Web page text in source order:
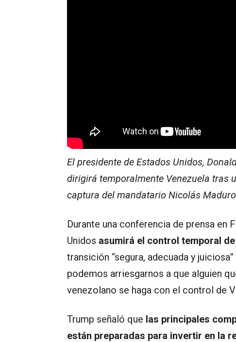
El presidente de Estados Unidos,
dirigirá temporalmente Venezuela tras
captura del mandatario Nicolás
Durante una conferencia de prensa en
Unidos asumirá el control temporal
transición “segura, adecuada y
podemos arriesgarnos a que alguien
venezolano se haga con el control de
Trump señaló que las principales
están preparadas para invertir en la